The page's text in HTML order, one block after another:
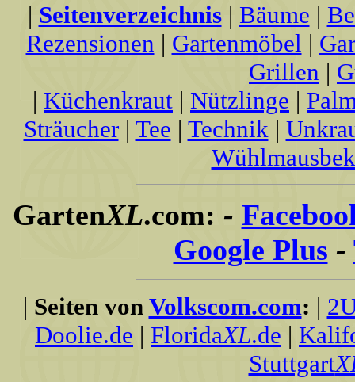
| Seitenverzeichnis| Bäume |
Rezensionen | Gartenmöbel |
Grillen |
| Küchenkraut | Nützlinge |
Sträucher| Tee | Technik|
GartenXL.com: -
Google Plus -
| Seiten von Volkscom.com: |
Doolie.de | FloridaXL.de |
Stuttgart